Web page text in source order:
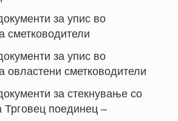
за упис во
сметководители
за упис во
овластени сметководители
за стекнување со
Трговец поединец –